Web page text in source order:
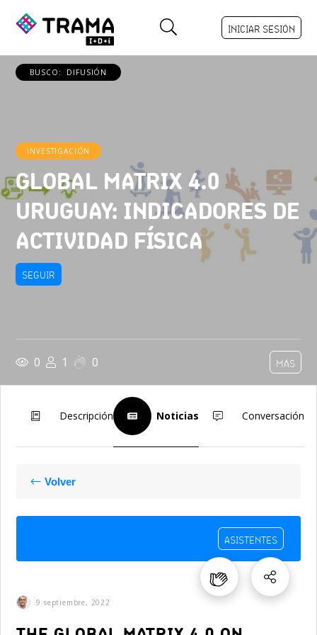
INICIAR SESIÓN
BUSCO: DIFUSIÓN
INVESTIGACIÓN
GLOBAL MATRIX 4.0
URUGUAY: INDICADORES DE
ACTIVIDAD FÍSICA
SEGUIR
0 1 0 MÁS
Descripción Noticias Conversación
Volver
ASISTENTES
9 septiembre, 2022